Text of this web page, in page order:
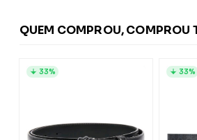
QUEM COMPROU, COMPROU
33% 33%